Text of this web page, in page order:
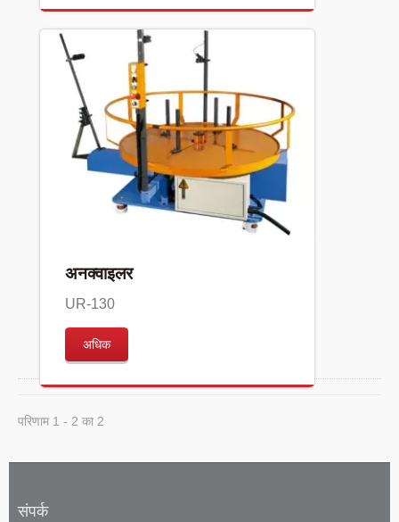
अनक्वाइलर
UR-130
अधिक
परिणाम 1 - 2 का 2
संपर्क